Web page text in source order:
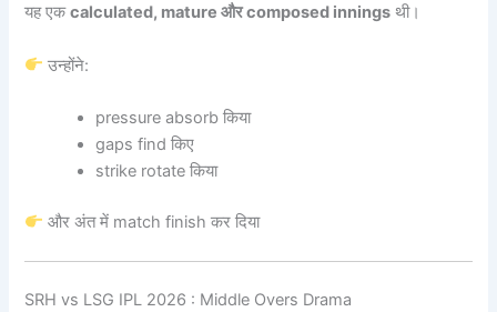
यह एकcalculated, mature और composed innings थी।
उन्होंने:
pressure absorb किया
gaps find किए
strike rotate किया
और अंत में match finish कर दिया
SRH vs LSG IPL 2026 : Middle Overs Drama